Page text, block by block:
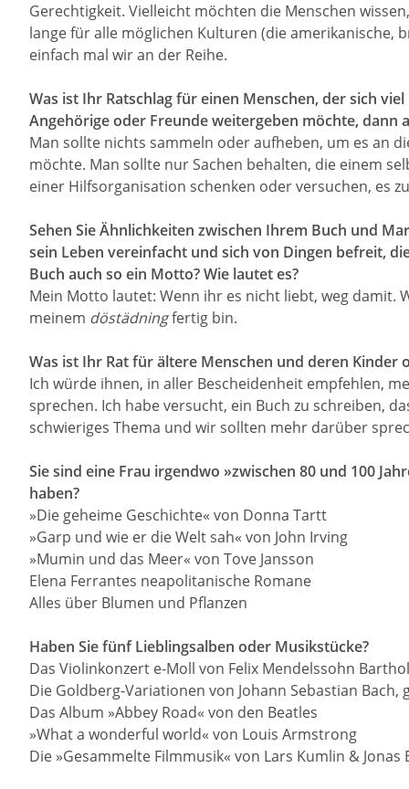
Gerechtigkeit. Vielleicht möchten die Menschen
lange für alle möglichen Kulturen (die amerikanische,
einfach mal wir an der Reihe.
Was ist Ihr Ratschlag für einen Menschen, der sich
Angehörige oder Freunde weitergeben möchte, dann
Man sollte nichts sammeln oder aufheben, um es an
möchte. Man sollte nur Sachen behalten, die einem
einer Hilfsorganisation schenken oder versuchen, es
Sehen Sie Ähnlichkeiten zwischen Ihrem Buch und
sein Leben vereinfacht und sich von Dingen befreit,
Buch auch so ein Motto? Wie lautet es?
Mein Motto lautet: Wenn ihr es nicht liebt, weg damit.
meinem döstädningfertig bin.
Was ist Ihr Rat für ältere Menschen und deren Kinder
Ich würde ihnen, in aller Bescheidenheit empfehlen,
sprechen. Ich habe versucht, ein Buch zu schreiben,
schwieriges Thema und wir sollten mehr darüber
Sie sind eine Frau irgendwo »zwischen 80 und 100
haben?
»Die geheime Geschichte« von Donna Tartt
»Garp und wie er die Welt sah« von John Irving
»Mumin und das Meer« von Tove Jansson
Elena Ferrantes neapolitanische Romane
Alles über Blumen und Pflanzen
Haben Sie fünf Lieblingsalben oder Musikstücke?
Das Violinkonzert e-Moll von Felix Mendelssohn
Die Goldberg-Variationen von Johann Sebastian Bach,
Das Album »Abbey Road« von den Beatles
»What a wonderful world« von Louis Armstrong
Die »Gesammelte Filmmusik« von Lars Kumlin & Jonas